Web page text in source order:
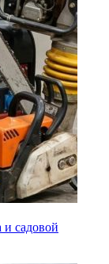
и садовой